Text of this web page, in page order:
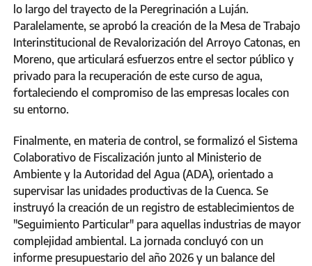
lo largo del trayecto de la Peregrinación a Luján.
Paralelamente, se aprobó la creación de la Mesa de Trabajo
Interinstitucional de Revalorización del Arroyo Catonas, en
Moreno, que articulará esfuerzos entre el sector público y
privado para la recuperación de este curso de agua,
fortaleciendo el compromiso de las empresas locales con
su entorno.
Finalmente, en materia de control, se formalizó el Sistema
Colaborativo de Fiscalización junto al Ministerio de
Ambiente y la Autoridad del Agua (ADA), orientado a
supervisar las unidades productivas de la Cuenca. Se
instruyó la creación de un registro de establecimientos de
"Seguimiento Particular" para aquellas industrias de mayor
complejidad ambiental. La jornada concluyó con un
informe presupuestario del año 2026 y un balance del